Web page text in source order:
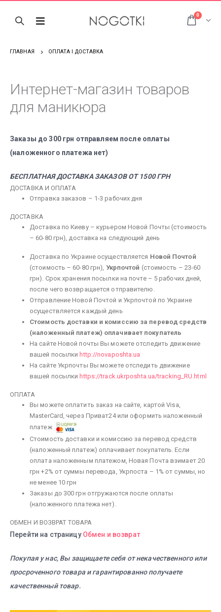
0
ГЛАВНАЯ ОПЛАТА І ДОСТАВКА
Интернет-магазин товаров
для маникюра
Заказы до 300 грн отправляем после оплаты
(наложенного платежа нет)
БЕСПЛАТНАЯ ДОСТАВКА ЗАКАЗОВ ОТ 1500 ГРН
ДОСТАВКА И ОПЛАТА
Отправка заказов – 1-3 рабочих дня
ДОСТАВКА
Доставка по Киеву – курьером Новой Почты (стоимость
– 60-80 грн), доставка на следующий день
Доставка по Украине осуществляется Новой Почтой
(стоимость – 60-80 грн), Укрпочтой (стоимость – 23-60
грн). Срок хранения посылки на почте – 5 рабочих дней,
после чего возвращается отправителю.
Отправление Новой Почтой и Укрпочтой по Украине
осуществляется каждый день
Стоимость доставки и комиссию за перевод средств
(наложенный платеж) оплачивает покупатель
На сайте Новой почты Вы можете отследить движение
вашей посылки http://novaposhta.ua
На сайте Укрпочты Вы можете отследить движение
вашей посылки https://track.ukrposhta.ua/tracking_RU.html
ОПЛАТА
Вы можете оплатить заказ на сайте, картой Visa,
MasterCard, через Приват24 или оформить наложенный
платеж
Стоимость доставки и комиссию за перевод средств
(наложенный платеж) оплачивает покупатель. Если
оплата наложенным платежом, Новая Почта взимает 20
грн +2% от суммы перевода, Укрпоста – 1% от суммы, но
не менее 10 грн
Заказы до 300 грн отгружаются после оплаты
(наложенного платежа нет).
ОБМЕН И ВОЗВРАТ ТОВАРА
Перейти на страницу Обмен и возврат
Покупая у нас, Вы защищаете себя от некачественного или
просроченного товара и гарантированно получаете
качественный товар.